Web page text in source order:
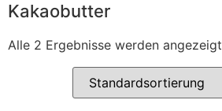
Kakaobutter
Alle 2 Ergebnisse werden angezeigt